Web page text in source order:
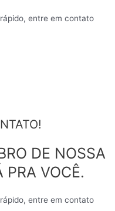
entre em contato
DE NOSSA
PRA VOCÊ.
entre em contato